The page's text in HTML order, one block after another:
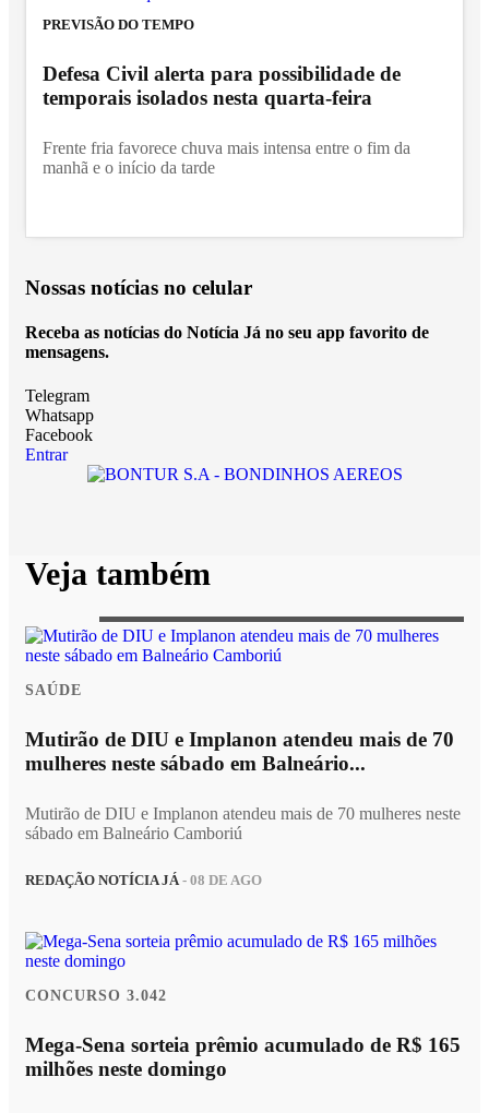
PREVISÃO DO TEMPO
Defesa Civil alerta para possibilidade de
temporais isolados nesta quarta-feira
Frente fria favorece chuva mais intensa entre o fim da
manhã e o início da tarde
Nossas notícias no celular
Receba as notícias do Notícia Já no seu app favorito de
mensagens.
Telegram
Whatsapp
Facebook
Entrar
Veja também
SAÚDE
Mutirão de DIU e Implanon atendeu mais de 70
mulheres neste sábado em Balneário...
Mutirão de DIU e Implanon atendeu mais de 70 mulheres neste
sábado em Balneário Camboriú
REDAÇÃO NOTÍCIA JÁ- 08 DE AGO
CONCURSO 3.042
Mega-Sena sorteia prêmio acumulado de R$ 165
milhões neste domingo